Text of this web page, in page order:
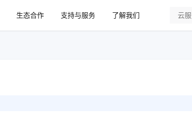
生态合作 支持与服务
了解我们